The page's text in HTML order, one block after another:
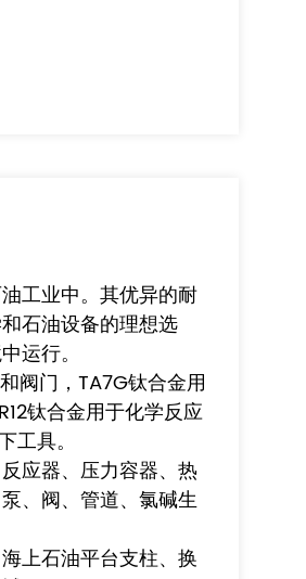
工业中。其优异的耐
石油设备的理想选
运行。
阀门，TA7G钛合金用
钛合金用于化学反应
具。
应器、压力容器、热
、阀、管道、氯碱生
上石油平台支柱、换